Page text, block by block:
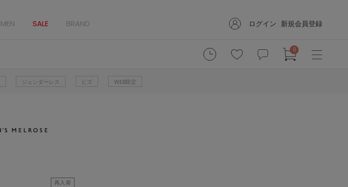
MEN SALE BRAND ログイン 新規会員登録
0
ジェンダーレス ビズ WEB限定
再入荷